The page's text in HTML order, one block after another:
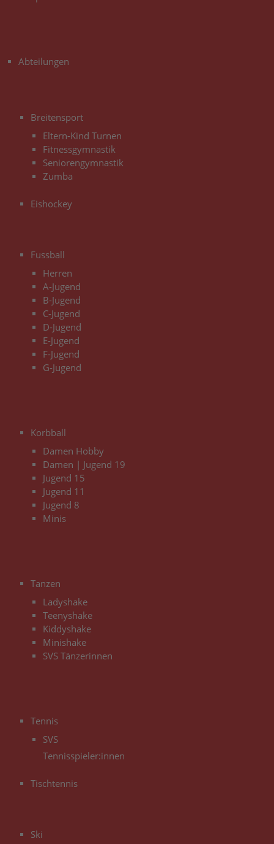
Abteilungen
Breitensport
Eltern-Kind Turnen
Fitnessgymnastik
Seniorengymnastik
Zumba
Eishockey
Fussball
Herren
A-Jugend
B-Jugend
C-Jugend
D-Jugend
E-Jugend
F-Jugend
G-Jugend
Korbball
Damen Hobby
Damen | Jugend 19
Jugend 15
Jugend 11
Jugend 8
Minis
Tanzen
Ladyshake
Teenyshake
Kiddyshake
Minishake
SVS Tänzerinnen
Tennis
SVS
Tennisspieler:innen
Tischtennis
Ski